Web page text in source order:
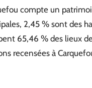
compte un
2,45 % sont des
65,46 % des lieux
recensées à